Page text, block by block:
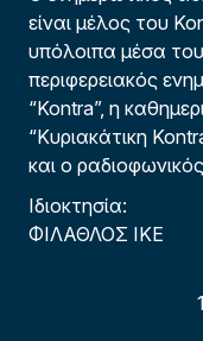
είναι μέλος του
υπόλοιπα μέσα του
περιφερειακός
“Kontra”, η
“Κυριακάτικη
και ο
Ιδιοκτησία:
ΦΙΛΑΘΛΟΣ ΙΚΕ